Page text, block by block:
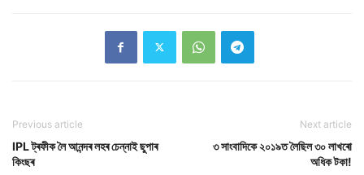
Previous article
IPL ট্ৰফীক লৈ আনন্দৰ লহৰ চেন্নাই ছুপাৰ
কিংছৰ
Next article
৩ সাংবাদিকে ২০১৯ত লৈছিল ৩০ লাখৰো
অধিক টকা!